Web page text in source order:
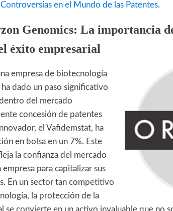
Controversias en el Mundo de las Patentes.
Genomics: La importancia
éxito empresarial
empresa de biotecnología
ha dado un paso significativo
del mercado
concesión de patentes
el Vafidemstat, ha
en bolsa en un 7%. Este
la confianza del mercado
para capitalizar sus
En un sector tan competitivo
la protección de la
se convierte en un activo invaluable que no